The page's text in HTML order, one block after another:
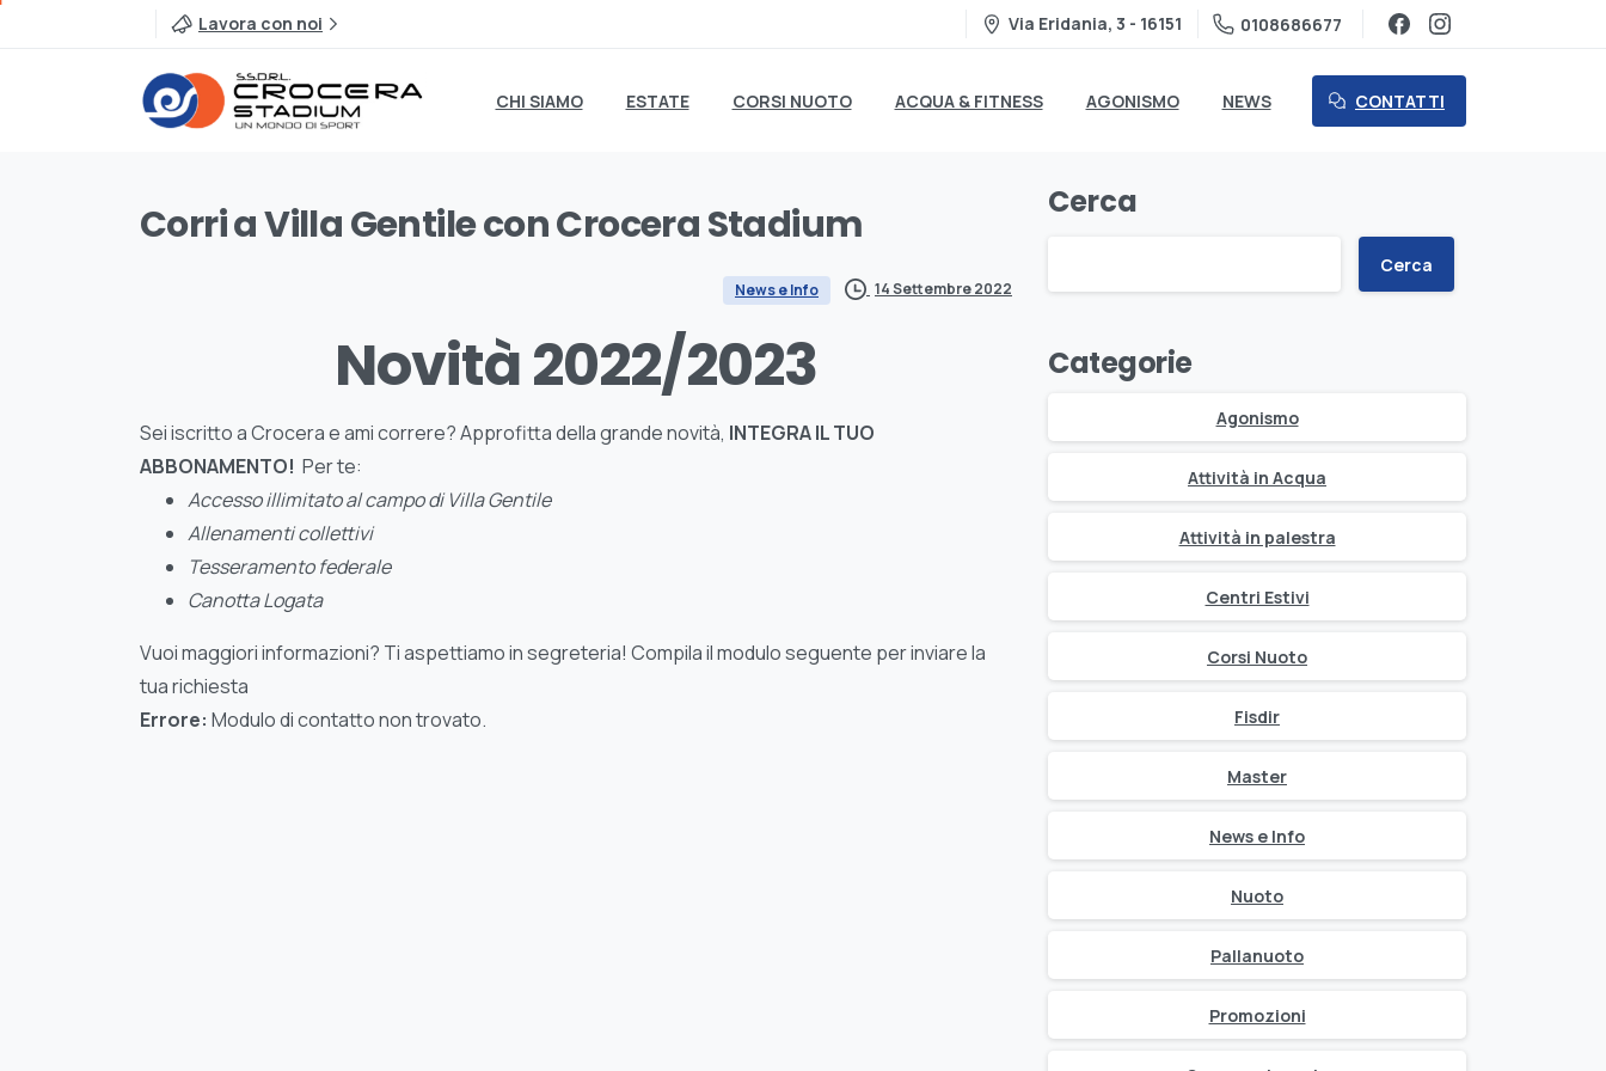
Lavora con noi Via Eridania, 3 - 16151 0108686677
CHI SIAMO ESTATE CORSI NUOTO ACQUA & FITNESS AGONISMO NEWS CONTATTI
CorriaVillaGentileconCroceraStadium
News e Info 14 Settembre 2022
Novità 2022/2023
Sei iscritto a Crocera e ami correre? Approfitta della grande novità, INTEGRA IL TUO
ABBONAMENTO! Per te:
Accesso illimitato al campo di Villa Gentile
Allenamenti collettivi
Tesseramento federale
Canotta Logata
Vuoi maggiori informazioni? Ti aspettiamo in segreteria! Compila il modulo seguente per inviare la
tua richiesta
Errore: Modulo di contatto non trovato.
Cerca
Cerca
Categorie
Agonismo
Attività in Acqua
Attività in palestra
Centri Estivi
Corsi Nuoto
Fisdir
Master
News e Info
Nuoto
Pallanuoto
Promozioni